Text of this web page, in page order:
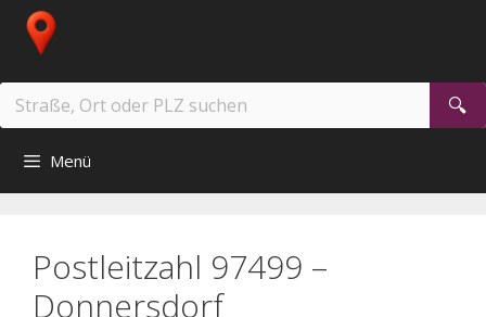
Zum
Inhalt
Suchen
nach:
Menü
Postleitzahl 97499 –
Donnersdorf